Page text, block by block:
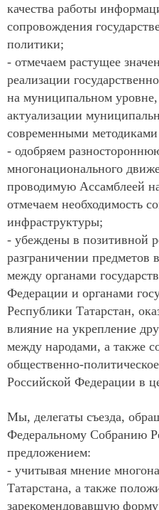
качества работы
сопровождения
политики;
- отмечаем растущее
реализации
на муниципальном уровне,
актуализации
современными
- одобряем
многонационального
проводимую Ассамблеей
отмечаем необходимость
инфраструктуры;
- убеждены в позитивной
разграничении предметов
между органами
Федерации и органами
Республики Татарстан,
влияние на укрепление
между народами, а также
общественно-
Российской Федерации в
Мы, делегаты съезда,
Федеральному Собранию
предложением:
- учитывая мнение
Татарстана, а также
зарекомендовавшую